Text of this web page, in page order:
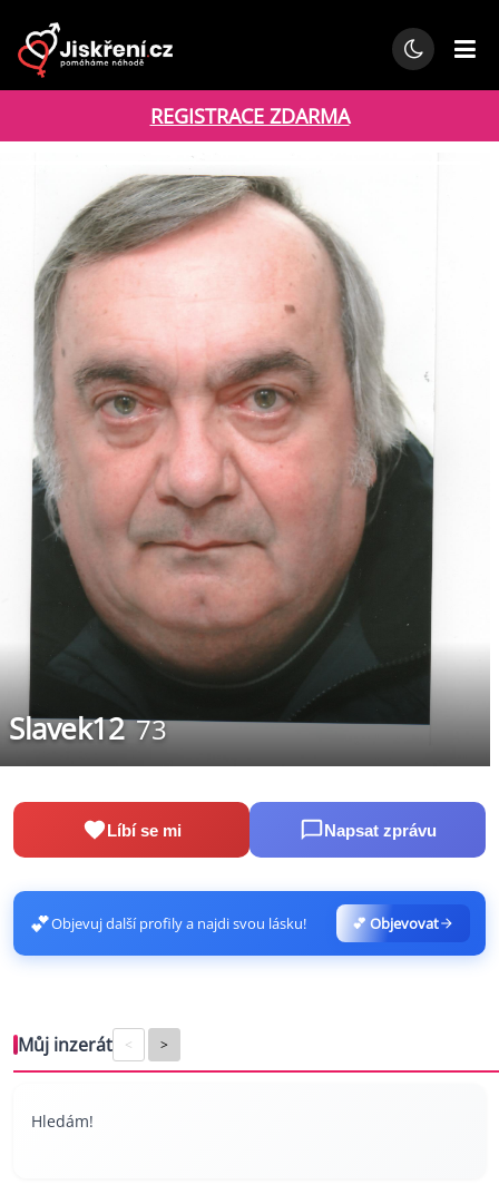
REGISTRACE ZDARMA
Slavek12 73
Líbí se mi Napsat zprávu
💕Objevuj další profily a najdi svou lásku! 💕 Objevovat
Můj inzerát < >
Hledám!